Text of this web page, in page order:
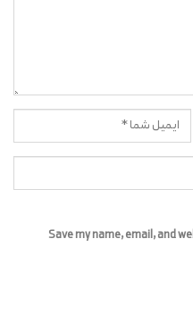
Save my name, email, and